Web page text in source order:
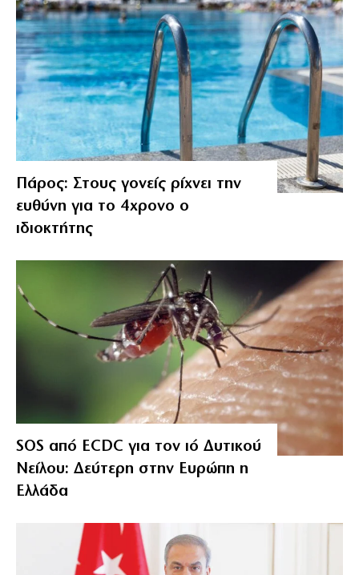
Πάρος: Στους γονείς ρίχνει την
ευθύνη για το 4χρονο ο
ιδιοκτήτης
SOS από ECDC για τον ιό Δυτικού
Νείλου: Δεύτερη στην Ευρώπη η
Ελλάδα